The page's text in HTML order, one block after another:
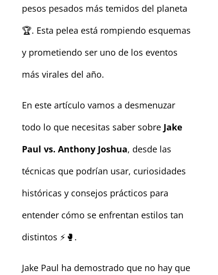
pesos pesados más temidos del planeta
🏆. Esta pelea está rompiendo esquemas
y prometiendo ser uno de los eventos
más virales del año.
En este artículo vamos a desmenuzar
todo lo que necesitas saber sobre Jake
Paul vs. Anthony Joshua, desde las
técnicas que podrían usar, curiosidades
históricas y consejos prácticos para
entender cómo se enfrentan estilos tan
distintos ⚡🥊.
Jake Paul ha demostrado que no hay que